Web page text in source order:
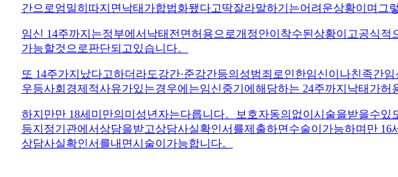
간으로엄밀히따지면낙태가합법화됐다고딱잘라말하기는어려운상황이며그
임신 14주까지는정부에서낙태전면허용으로개정안이착수된상황이고공식
가능할것으로판단되고있습니다。
또 14주가지났다고하더라도강간·준강간등의성범죄로인한임신이나친족간
우등사회경제적사유가있는경우에는임신중기에해당하는 24주까지낙태가허
하지만만 18세미만의미성년자는다릅니다。보호자동의없이시술을받을수
등지정기관에서상담을받고상담사실확인서를제출하면수술이가능하며만
상담사실확인서를내면시술이가능합니다。